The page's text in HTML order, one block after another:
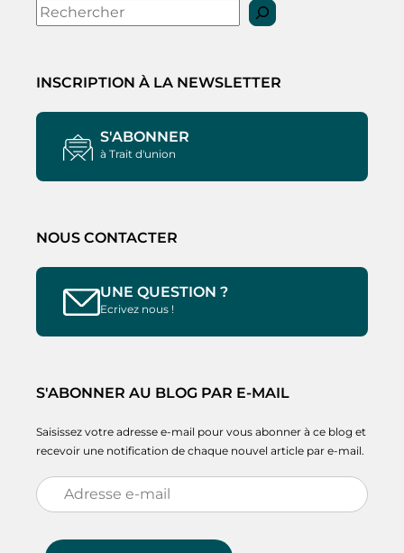
Rechercher
INSCRIPTION À LA NEWSLETTER
S'ABONNER
à Trait d'union
NOUS CONTACTER
UNE QUESTION ?
Ecrivez nous !
S'ABONNER AU BLOG PAR E-MAIL
Saisissez votre adresse e-mail pour vous abonner à ce blog et
recevoir une notification de chaque nouvel article par e-mail.
Adresse
e-
mail